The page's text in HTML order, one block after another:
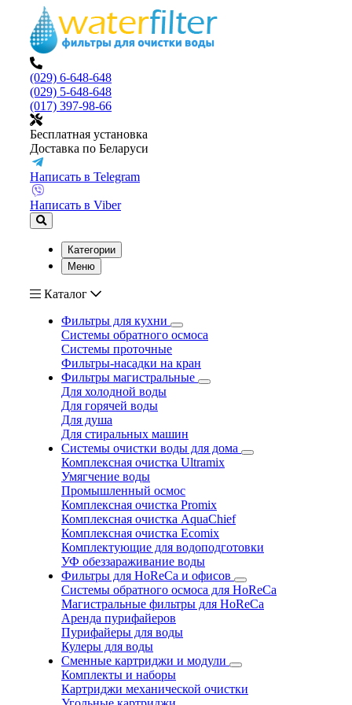
(029) 6-648-648
(029) 5-648-648
(017) 397-98-66
Бесплатная установка
Доставка по Беларуси
Написать в Telegram
Написать в Viber
Категории
Меню
Каталог
Фильтры для кухни
Системы обратного осмоса
Системы проточные
Фильтры-насадки на кран
Фильтры магистральные
Для холодной воды
Для горячей воды
Для душа
Для стиральных машин
Системы очистки воды для дома
Комплексная очистка Ultramix
Умягчение воды
Промышленный осмос
Комплексная очистка Promix
Комплексная очистка AquaChief
Комплексная очистка Ecomix
Комплектующие для водоподготовки
УФ обеззараживание воды
Фильтры для HoReCa и офисов
Системы обратного осмоса для HoReCa
Магистральные фильтры для HoReCa
Аренда пурифайеров
Пурифайеры для воды
Кулеры для воды
Сменные картриджи и модули
Комплекты и наборы
Картриджи механической очистки